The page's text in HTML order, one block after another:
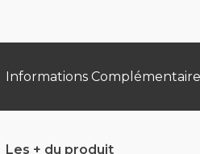
Informations Complémentaire
Les + du produit